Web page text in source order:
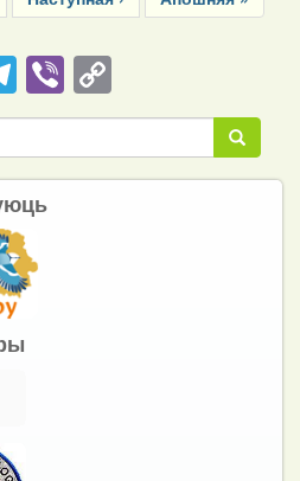
page
page
Telegram
ViberCopy
Link Пошук
Пошук